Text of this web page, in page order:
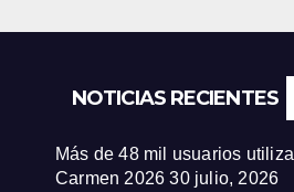
NOTICIAS RECIENTES
Más de 48 mil usuarios
Carmen 2026 30 julio, 2026